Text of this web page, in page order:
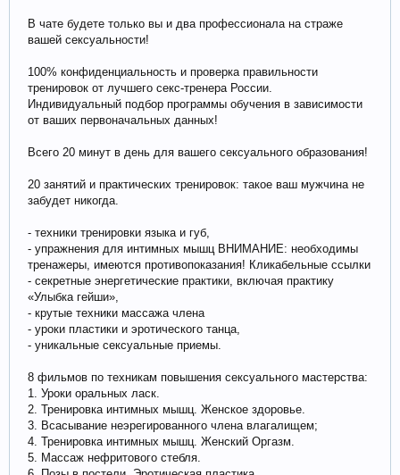
В чате будете только вы и два профессионала на страже
вашей сексуальности!
100% конфиденциальность и проверка правильности
тренировок от лучшего секс-тренера России.
Индивидуальный подбор программы обучения в зависимости
от ваших первоначальных данных!
Всего 20 минут в день для вашего сексуального образования!
20 занятий и практических тренировок: такое ваш мужчина не
забудет никогда.
- техники тренировки языка и губ,
- упражнения для интимных мышц ВНИМАНИЕ: необходимы
тренажеры, имеются противопоказания! Кликабельные ссылки
- секретные энергетические практики, включая практику
«Улыбка гейши»,
- крутые техники массажа члена
- уроки пластики и эротического танца,
- уникальные сексуальные приемы.
8 фильмов по техникам повышения сексуального мастерства:
1. Уроки оральных ласк.
2. Тренировка интимных мышц. Женское здоровье.
3. Всасывание неэрегированного члена влагалищем;
4. Тренировка интимных мышц. Женский Оргазм.
5. Массаж нефритового стебля.